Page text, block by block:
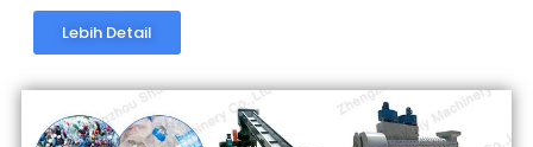
Lebih Detail